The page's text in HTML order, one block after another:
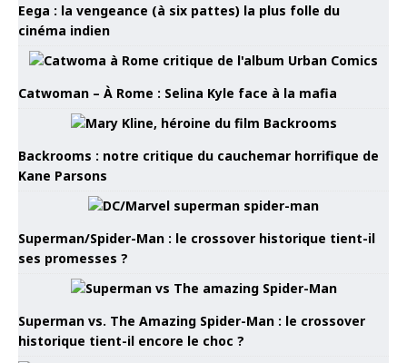
Eega : la vengeance (à six pattes) la plus folle du
cinéma indien
Catwoman – À Rome : Selina Kyle face à la mafia
Backrooms : notre critique du cauchemar horrifique de
Kane Parsons
Superman/Spider-Man : le crossover historique tient-il
ses promesses ?
Superman vs. The Amazing Spider-Man : le crossover
historique tient-il encore le choc ?